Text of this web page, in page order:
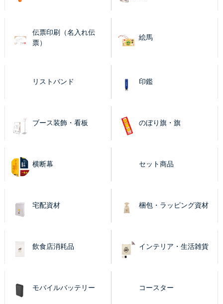
伝票印刷（名入れ伝
票）
絵馬
リストバンド 印鑑
ブース装飾・看板 のぼり旗・旗
横断幕 セット商品
宅配資材 梱包・ラッピング資材
飲食店消耗品 インテリア・生活雑貨
モバイルバッテリー コースター